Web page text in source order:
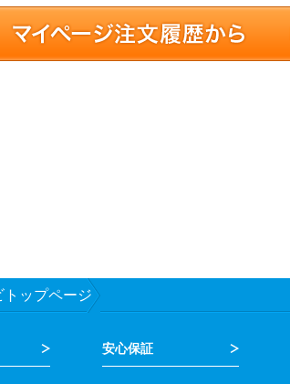
トップページ
安心保証